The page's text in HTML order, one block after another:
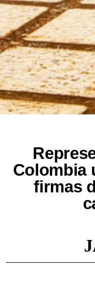
Colombia
firmas